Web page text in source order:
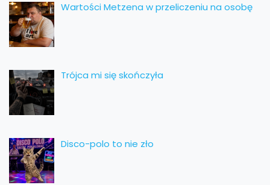
Wartości Metzena w przeliczeniu na osobę
Trójca mi się skończyła
Disco-polo to nie zło